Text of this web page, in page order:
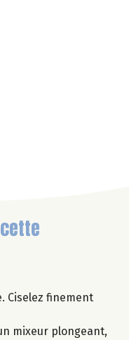
Ciselez finement
mixeur plongeant,